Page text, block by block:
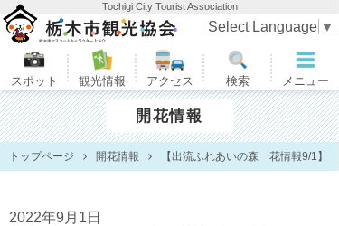
Tochigi City Tourist Association
栃木市観光協会
スポット 観光情報 アクセス 検索 メニュー
Select Language ▼
開花情報
トップページ 開花情報 【出流ふれあいの森 花情報9/1】
2022年9月1日